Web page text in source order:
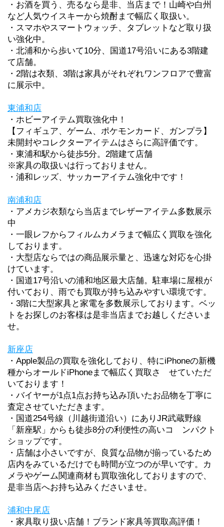
・お酒を買う、売るなら是非、当店まで！山崎や白州
など人気ウイスキーから焼酎まで幅広く取扱い。
・スマホやスマートウォッチ、タブレットなど取り扱
い強化中。
・北浦和から歩いて10分、国道17号沿いにある3階建
て店舗。
・2階は衣類、3階は家具がそれぞれワンフロアで豊富
に展示中。
東浦和店
・ホビーアイテム買取強化中！
【フィギュア、ゲーム、ポケモンカード、ガンプラ】
未開封やコレクターアイテムはさらに高評価です。
・東浦和駅から徒歩5分。2階建て店舗
※家具の取扱いは行っておりません。
・浦和レッズ、サッカーアイテム強化中です！
南浦和店
・アメカジ衣類なら当店までレザーアイテム多数展示
中
・一眼レフからフィルムカメラまで幅広く買取を強化
しております。
・大型店ならではの商品展示量と、迅速な対応を心掛
けています。
・国道17号沿いの浦和地区最大店舗。駐車場に屋根が
付いており、雨でも買取が持ち込みやすい環境です。
・3階に大型家具と家電を多数展示しております。ベッ
トをお探しのお客様は是非当店までお越しくださいま
せ。
新座店
・ Apple製品の買取を強化しており、特にiPhoneの新機
種からオールドiPhoneまで幅広く買取さ　せていただ
いております！
・バイヤーが1点1点お持ち込み頂いたお品物を丁寧に
査定させていただきます。
・ 国道254号線（川越街道沿い）にありJR武蔵野線
「新座駅」からも徒歩8分の利便性の高いコ　ンパクト
ショップです。
・店舗は小さいですが、良質な品物が揃っているため
店内をみているだけでも時間が立つのが早いです。カ
メラやゲーム関連商材も買取強化しておりますので、
是非当店へお持ち込みくださいませ。
浦和中尾店
・家具取り扱い店舗！ブランド家具等買取高評価！